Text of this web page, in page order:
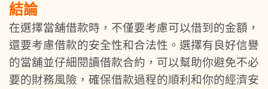
結論
在選擇當舖借款時，不僅要考慮可以借到的金額，
還要考慮借款的安全性和合法性。選擇有良好信譽
的當舖並仔細閱讀借款合約，可以幫助你避免不必
要的財務風險，確保借款過程的順利和你的經濟安